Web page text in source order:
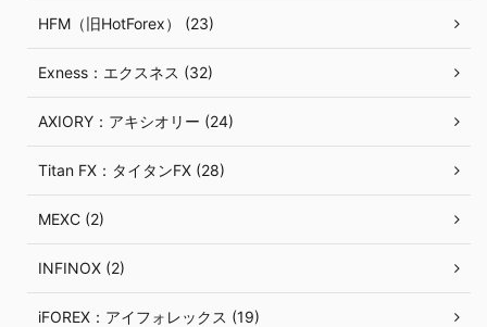
HFM（旧HotForex） (23)
Exness：エクスネス (32)
AXIORY：アキシオリー (24)
Titan FX：タイタンFX (28)
MEXC (2)
INFINOX (2)
iFOREX：アイフォレックス (19)